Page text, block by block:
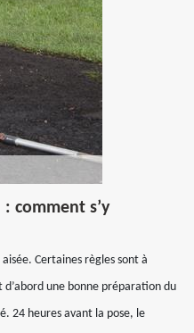
comment s’y
Certaines règles sont à
une bonne préparation du
24 heures avant la pose, le